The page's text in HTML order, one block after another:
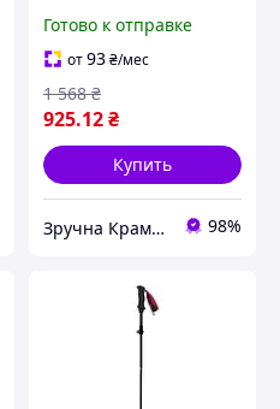
ультралегкие для
прогулок и походов
Готово к отправке
от93₴/мес
925.12₴
1 568 ₴
Купить
Зручна Крамниця 98%